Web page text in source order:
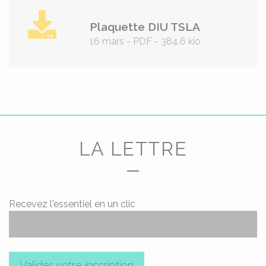
Plaquette DIU TSLA
16 mars - PDF - 384.6 kio
LA LETTRE
Recevez l'essentiel en un clic